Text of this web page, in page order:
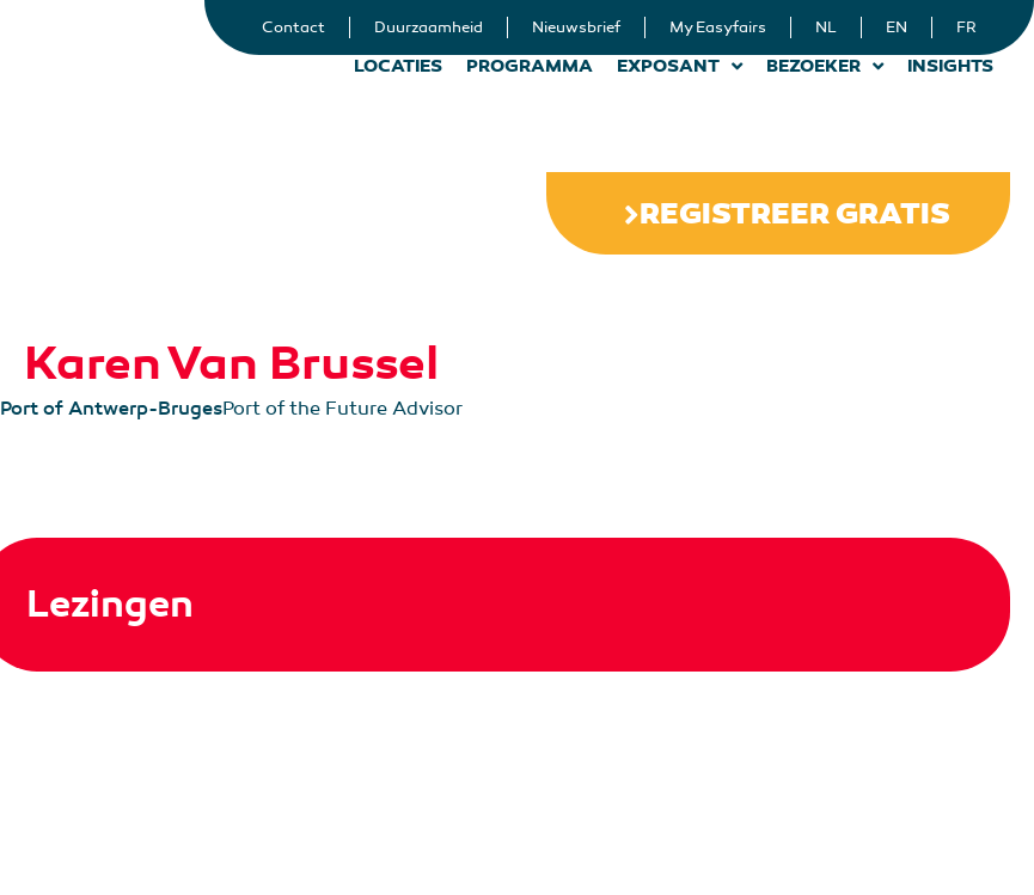
Contact Duurzaamheid Nieuwsbrief My Easyfairs NL EN FR
LOCATIES PROGRAMMA EXPOSANT BEZOEKER INSIGHTS
REGISTREER GRATIS
Karen Van Brussel
Port of Antwerp-BrugesPort of the Future Advisor
Lezingen